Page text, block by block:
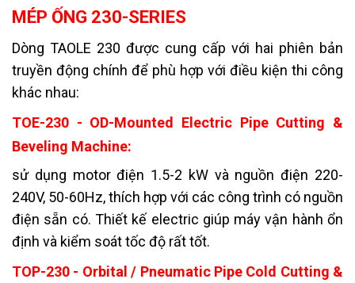
MÉP ỐNG 230-SERIES
Dòng TAOLE 230 được cung cấp với hai phiên bản
truyền động chính để phù hợp với điều kiện thi công
khác nhau:
TOE-230 - OD-Mounted Electric Pipe Cutting &
Beveling Machine:
sử dụng motor điện 1.5-2 kW và nguồn điện 220-
240V, 50-60Hz, thích hợp với các công trình có nguồn
điện sẵn có. Thiết kế electric giúp máy vận hành ổn
định và kiểm soát tốc độ rất tốt.
TOP-230 - Orbital / Pneumatic Pipe Cold Cutting &